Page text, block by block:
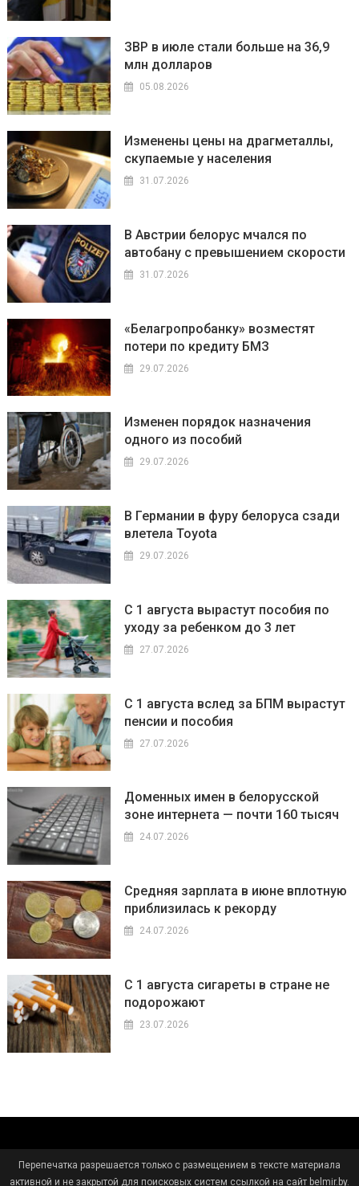
ЗВР в июле стали больше на 36,9
млн долларов
05.08.2026
Изменены цены на драгметаллы,
скупаемые у населения
31.07.2026
В Австрии белорус мчался по
автобану с превышением скорости
31.07.2026
«Белагропробанку» возместят
потери по кредиту БМЗ
29.07.2026
Изменен порядок назначения
одного из пособий
29.07.2026
В Германии в фуру белоруса сзади
влетела Toyota
29.07.2026
С 1 августа вырастут пособия по
уходу за ребенком до 3 лет
27.07.2026
С 1 августа вслед за БПМ вырастут
пенсии и пособия
27.07.2026
Доменных имен в белорусской
зоне интернета — почти 160 тысяч
24.07.2026
Средняя зарплата в июне вплотную
приблизилась к рекорду
24.07.2026
С 1 августа сигареты в стране не
подорожают
23.07.2026
Перепечатка разрешается только с размещением в тексте материала
активной и не закрытой для поисковых систем ссылкой на сайт belmir.by.